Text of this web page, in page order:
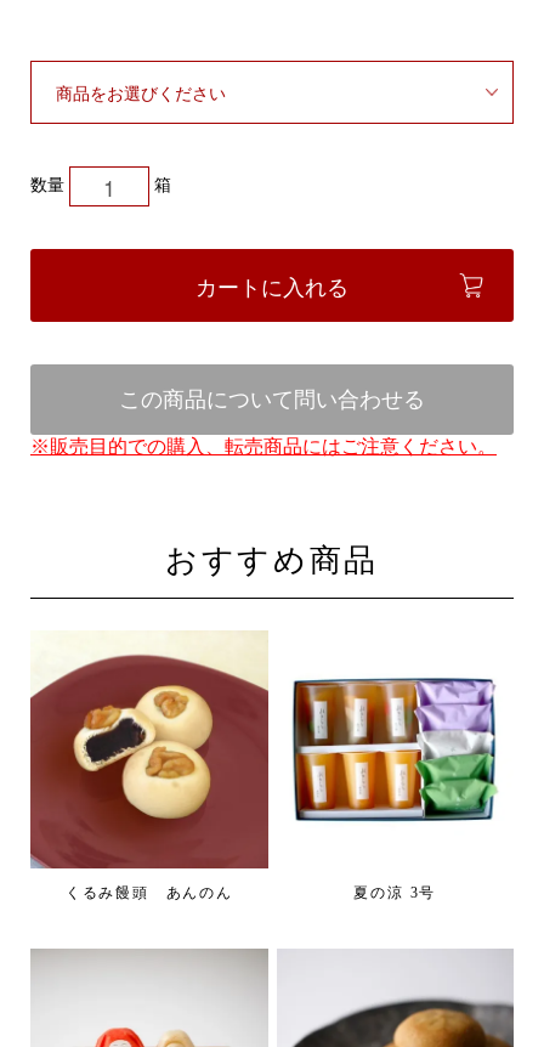
数量 箱
カートに入れる
この商品について問い合わせる
※販売目的での購入、転売商品にはご注意ください。
おすすめ商品
くるみ饅頭 あんのん 夏の涼 3号